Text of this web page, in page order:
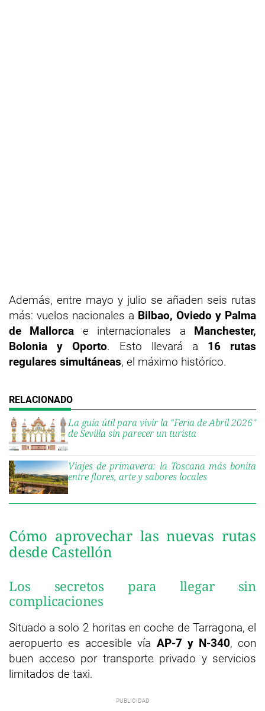
Además, entre mayo y julio se añaden seis rutas
más: vuelos nacionales a Bilbao, Oviedo y Palma
de Mallorca e internacionales a Manchester,
Bolonia y Oporto. Esto llevará a 16 rutas
regulares simultáneas, el máximo histórico.
La guía útil para vivir la "Feria de Abril 2026"
de Sevilla sin parecer un turista
Viajes de primavera: la Toscana más bonita
entre flores, arte y sabores locales
Cómo aprovechar las nuevas rutas
desde Castellón
Los secretos para llegar sin
complicaciones
Situado a solo 2 horitas en coche de Tarragona, el
aeropuerto es accesible vía AP-7 y N-340, con
buen acceso por transporte privado y servicios
limitados de taxi.